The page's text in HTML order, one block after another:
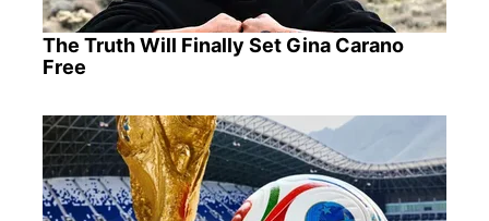
The Truth Will Finally Set Gina Carano
Free